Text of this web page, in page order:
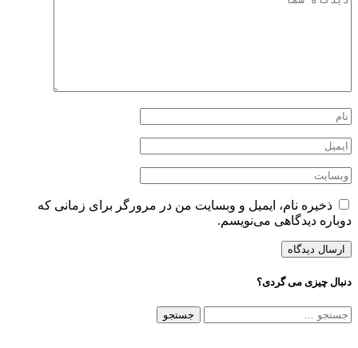
ذخیره نام، ایمیل و وبسایت من در مرورگر برای زمانی که
دوباره دیدگاهی می‌نویسم.
دنبال چیزی می گردی؟
جستجو